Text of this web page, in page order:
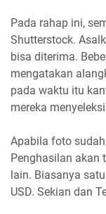
Pada rahap ini,
Shutterstock.
bisa diterima.
mengatakan
pada waktu itu
mereka
Apabila foto
Penghasilan akan
lain. Biasanya
USD. Sekian dan